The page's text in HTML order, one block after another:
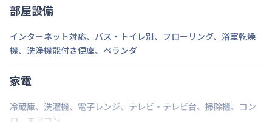
部屋設備
インターネット対応、 バス・トイレ別、 フローリング、 浴室乾燥
機、 洗浄機能付き便座、 ベランダ
家電
冷蔵庫、 洗濯機、 電子レンジ、 テレビ・テレビ台、 掃除機、 コン